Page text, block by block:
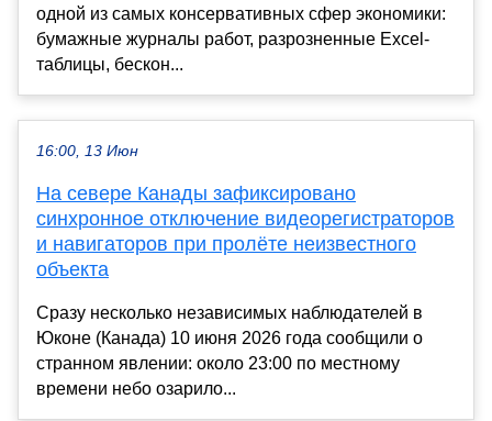
одной из самых консервативных сфер экономики:
бумажные журналы работ, разрозненные Excel-
таблицы, бескон...
16:00, 13 Июн
На севере Канады зафиксировано
синхронное отключение видеорегистраторов
и навигаторов при пролёте неизвестного
объекта
Сразу несколько независимых наблюдателей в
Юконе (Канада) 10 июня 2026 года сообщили о
странном явлении: около 23:00 по местному
времени небо озарило...